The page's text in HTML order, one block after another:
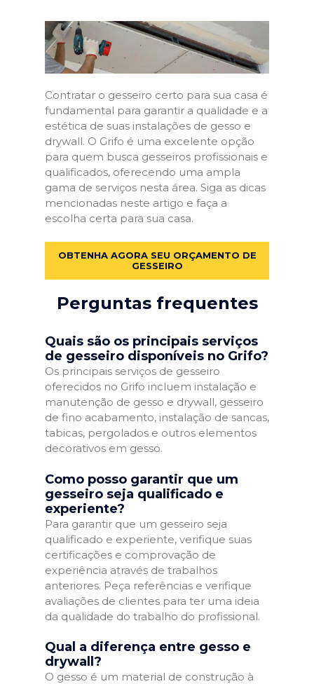
Contratar o gesseiro certo para sua casa é
fundamental para garantir a qualidade e a
estética de suas instalações de gesso e
drywall. O Grifo é uma excelente opção
para quem busca gesseiros profissionais e
qualificados, oferecendo uma ampla
gama de serviços nesta área. Siga as dicas
mencionadas neste artigo e faça a
escolha certa para sua casa.
OBTENHA AGORA SEU ORÇAMENTO DE
GESSEIRO
Perguntas frequentes
Quais são os principais serviços
de gesseiro disponíveis no Grifo?
Os principais serviços de gesseiro
oferecidos no Grifo incluem instalação e
manutenção de gesso e drywall, gesseiro
de fino acabamento, instalação de sancas,
tabicas, pergolados e outros elementos
decorativos em gesso.
Como posso garantir que um
gesseiro seja qualificado e
experiente?
Para garantir que um gesseiro seja
qualificado e experiente, verifique suas
certificações e comprovação de
experiência através de trabalhos
anteriores. Peça referências e verifique
avaliações de clientes para ter uma ideia
da qualidade do trabalho do profissional.
Qual a diferença entre gesso e
drywall?
O gesso é um material de construção à